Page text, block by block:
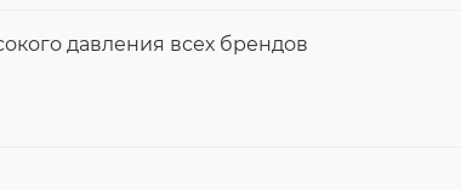
давления всех брендов